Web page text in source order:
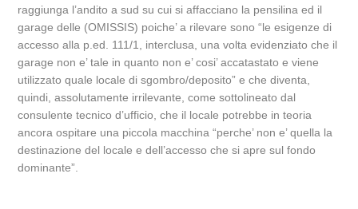
raggiunga l’andito a sud su cui si affacciano la pensilina ed il
garage delle (OMISSIS) poiche’ a rilevare sono “le esigenze di
accesso alla p.ed. 111/1, interclusa, una volta evidenziato che il
garage non e’ tale in quanto non e’ cosi’ accatastato e viene
utilizzato quale locale di sgombro/deposito” e che diventa,
quindi, assolutamente irrilevante, come sottolineato dal
consulente tecnico d’ufficio, che il locale potrebbe in teoria
ancora ospitare una piccola macchina “perche’ non e’ quella la
destinazione del locale e dell’accesso che si apre sul fondo
dominante”.